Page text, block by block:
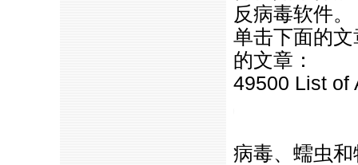
反病毒软件
单击下面的
的文章：
49500 List of
病毒、蠕虫